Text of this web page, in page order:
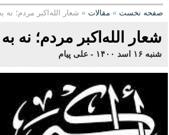
صفحه نخست » مقالات » شعار الله‌اکبر مردم؛ نه
شعار الله‌اکبر مردم؛ نه
شنبه ۱۶ اسد ۱۴۰۰ - علی پیام